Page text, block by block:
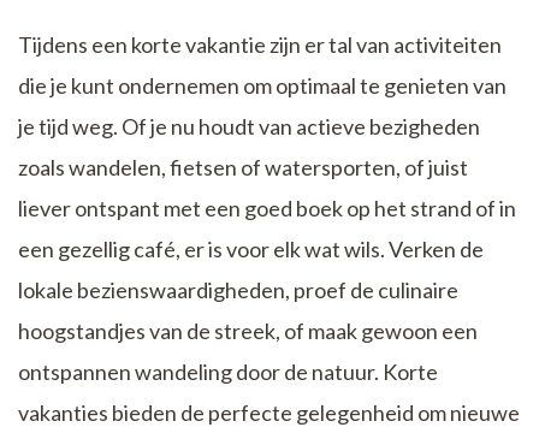
Tijdens een korte vakantie zijn er tal van activiteiten
die je kunt ondernemen om optimaal te genieten van
je tijd weg. Of je nu houdt van actieve bezigheden
zoals wandelen, fietsen of watersporten, of juist
liever ontspant met een goed boek op het strand of in
een gezellig café, er is voor elk wat wils. Verken de
lokale bezienswaardigheden, proef de culinaire
hoogstandjes van de streek, of maak gewoon een
ontspannen wandeling door de natuur. Korte
vakanties bieden de perfecte gelegenheid om nieuwe